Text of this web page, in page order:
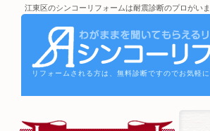
江東区のシンコーリフォームは耐震診断のプロがいま
リフォームされる方は、無料診断ですのでお気軽